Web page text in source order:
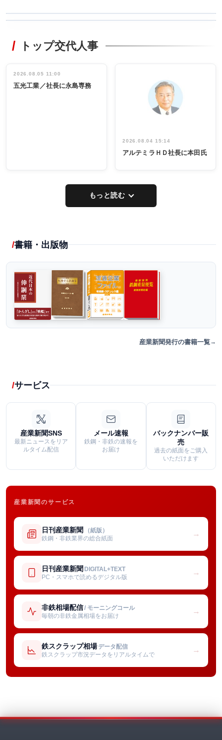
非鉄業界で
インタビュ
ー／社内ア
タックトレー
祝う 業界関
係者ら220人
出席
トップ交代人事
2026.08.05 11:00
五光工業／社長に永島専務
2026.08.04 15:14
アルテミラＨＤ社長に本田氏
もっと読む
書籍・出版物
産業新聞発行の書籍一覧
サービス
産業新聞SNS
最新ニュースをリア
ルタイム配信
メール速報
鉄鋼・非鉄の速報を
お届け
バックナンバー販
売
過去の紙面をご購入
いただけます
産業新聞のサービス
日刊産業新聞 （紙版）
鉄鋼・非鉄業界の総合紙面
→
日刊産業新聞 DIGITAL+TEXT
PC・スマホで読めるデジタル版
→
非鉄相場配信/ モーニングコール
毎朝の非鉄金属相場をお届け
→
鉄スクラップ相場 データ配信
鉄スクラップ市況データをリアルタイムで
→